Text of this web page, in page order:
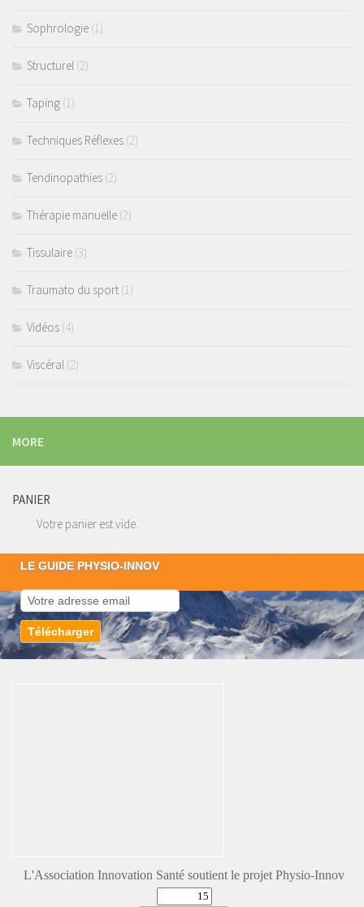
Sophrologie (1)
Structurel (2)
Taping (1)
Techniques Réflexes (2)
Tendinopathies (2)
Thérapie manuelle (2)
Tissulaire (3)
Traumato du sport (1)
Vidéos (4)
Viscéral (2)
MORE
PANIER
Votre panier est vide.
LE GUIDE PHYSIO-INNOV
L'Association Innovation Santé soutient le projet Physio-Innov